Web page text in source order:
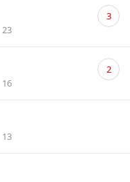
조회수
23
댓
글 3
조회수
16
댓
글 2
조회수
13